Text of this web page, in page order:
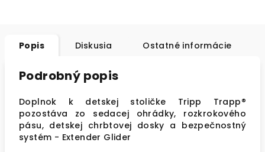
Popis Diskusia Ostatné informácie
Podrobný popis
Doplnok k detskej stoličke Tripp Trapp®
pozostáva zo sedacej ohrádky, rozkrokového
pásu, detskej chrbtovej dosky a bezpečnostný
systém - Extender Glider